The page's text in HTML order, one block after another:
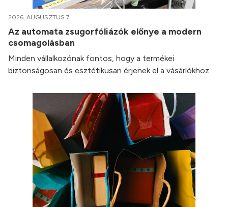
2026. AUGUSZTUS 7.
Az automata zsugorfóliázók előnye a modern
csomagolásban
Minden vállalkozónak fontos, hogy a termékei
biztonságosan és esztétikusan érjenek el a vásárlókhoz.